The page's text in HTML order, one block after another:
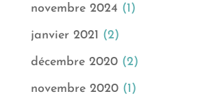
novembre 2024 (1)
janvier 2021 (2)
décembre 2020(2)
novembre 2020(1)